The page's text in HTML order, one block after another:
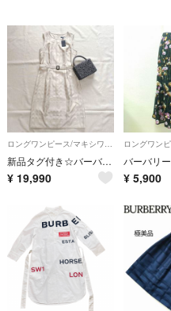
ロングワンピース/マキシワンピース
新品タグ付き☆バーバリーロンドン シルク混 ワンピース メガチェック ベルト
¥ 19,990 ¥ 5,900